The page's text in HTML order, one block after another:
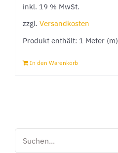
inkl. 19 % MwSt.
zzgl. Versandkosten
Produkt enthält: 1 Meter (m)
In den Warenkorb